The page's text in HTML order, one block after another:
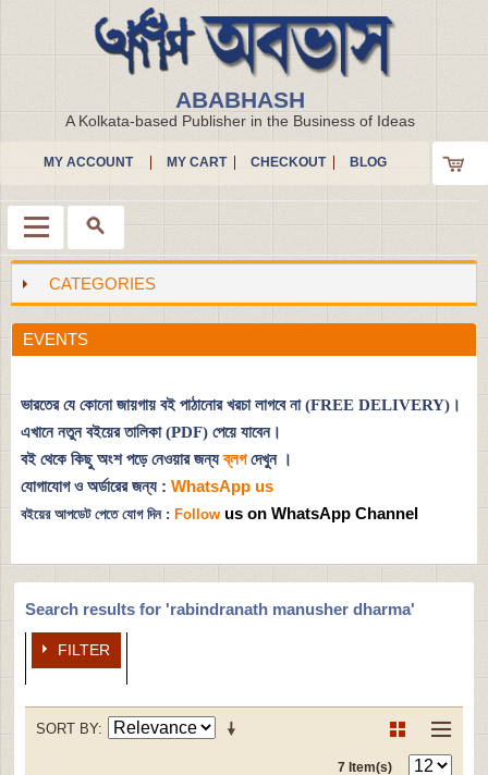
ABABHASH
A Kolkata-based Publisher in the Business of Ideas
MY ACCOUNT MY CART CHECKOUT BLOG
MenuCATEGORIES
EVENTS
ভারতের যে কোনো জায়গায় বই পাঠানোর খরচা লাগবে না (FREE DELIVERY)।
এখানে নতুন বইয়ের তালিকা (PDF) পেয়ে যাবেন।
বই থেকে কিছু অংশ পড়ে নেওয়ার জন্যব্লগদেখুন ।
যোগাযোগ ও অর্ডারের জন্য : WhatsApp us
বইয়ের আপডেট পেতে যোগ দিন : Follow us on WhatsApp Channel
Search results for 'rabindranath manusher dharma'
FILTER
SORT BY
7 Item(s)